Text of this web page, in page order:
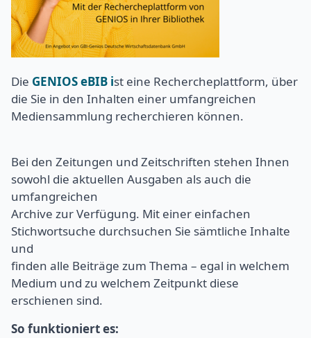
Die GENIOS eBIB ist eine Rechercheplattform, über
die Sie in den Inhalten einer umfangreichen
Mediensammlung recherchieren können.
Bei den Zeitungen und Zeitschriften stehen Ihnen
sowohl die aktuellen Ausgaben als auch die
umfangreichen
Archive zur Verfügung. Mit einer einfachen
Stichwortsuche durchsuchen Sie sämtliche Inhalte
und
finden alle Beiträge zum Thema – egal in welchem
Medium und zu welchem Zeitpunkt diese
erschienen sind.
So funktioniert es: